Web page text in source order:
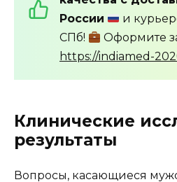
России
и
СПб!
Оформите
https://indiamed-
Клинические
результаты
Вопросы, касающиеся